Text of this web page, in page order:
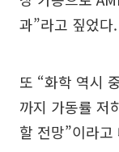
과”라고 짚었다.
또 “화학 역시
까지 가동률 저
할 전망”이라고